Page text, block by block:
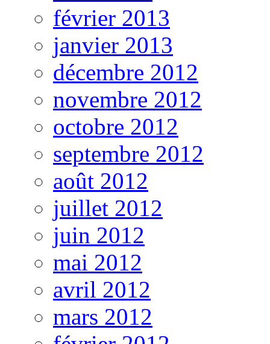
février 2013
janvier 2013
décembre 2012
novembre 2012
octobre 2012
septembre 2012
août 2012
juillet 2012
juin 2012
mai 2012
avril 2012
mars 2012